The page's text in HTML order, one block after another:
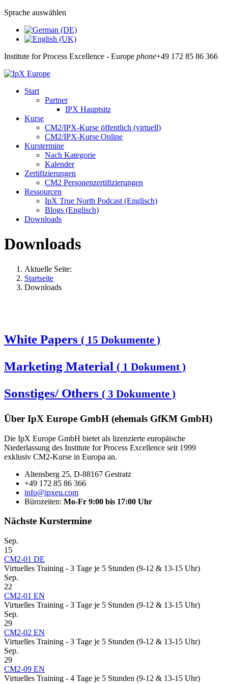
Sprache auswählen
Institute for Process Excellence - Europe phone+49 172 85 86 366
Start
Partner
IPX Hauptsitz
Kurse
CM2/IPX-Kurse öffentlich (virtuell)
CM2/IPX-Kurse Online
Kurstermine
Nach Kategorie
Kalender
Zertifizierungen
CM2 Personenzertifizierungen
Ressourcen
IpX True North Podcast (Englisch)
Blogs (Englisch)
Downloads
Downloads
Aktuelle Seite:
Startseite
Downloads
White Papers ( 15 Dokumente )
Marketing Material ( 1 Dokument )
Sonstiges/ Others ( 3 Dokumente )
Über IpX Europe GmbH (ehemals GfKM GmbH)
Die IpX Europe GmbH bietet als lizenzierte europäische
Niederlassung des Institute for Process Excellence seit 1999
exklusiv CM2-Kurse in Europa an.
Altensberg 25, D-88167 Gestratz
+49 172 85 86 366
info@ipxeu.com
Bürozeiten: Mo-Fr 9:00 bis 17:00 Uhr
Nächste Kurstermine
Sep.
15
CM2-01 DE
Virtuelles Training - 3 Tage je 5 Stunden (9-12 & 13-15 Uhr)
Sep.
22
CM2-01 EN
Virtuelles Training - 3 Tage je 5 Stunden (9-12 & 13-15 Uhr)
Sep.
29
CM2-02 EN
Virtuelles Training - 3 Tage je 5 Stunden (9-12 & 13-15 Uhr)
Sep.
29
CM2-09 EN
Virtuelles Training - 4 Tage je 5 Stunden (9-12 & 13-15 Uhr)